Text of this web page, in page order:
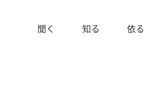
聞く 知る 依る